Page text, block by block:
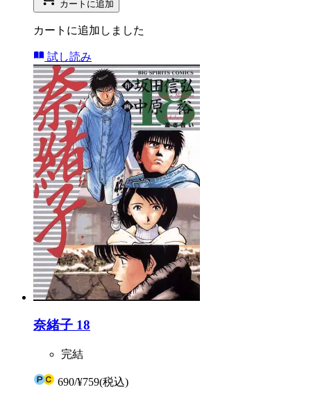
カートに追加
カートに追加しました
試し読み
奈緒子 18
完結
690/¥759(税込)